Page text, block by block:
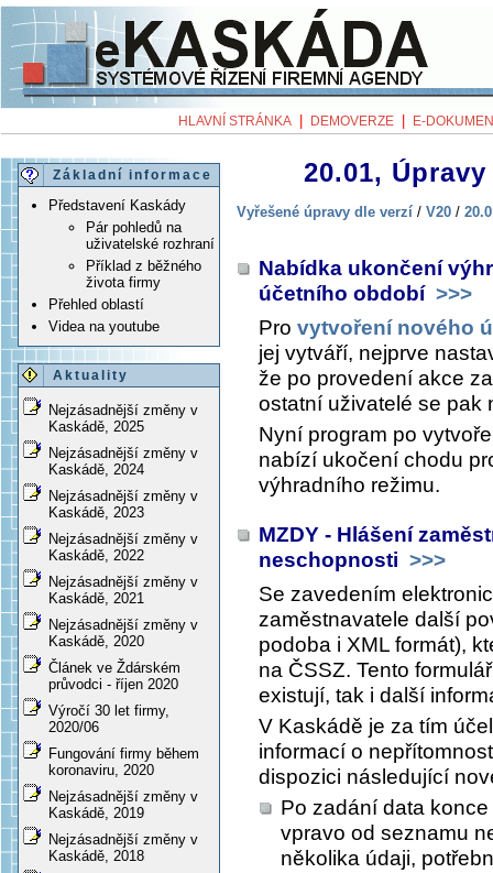
HLAVNÍ STRÁNKA DEMOVERZE E-
Základní informace
Představení Kaskády
Pár pohledů na
uživatelské rozhraní
Příklad z běžného
života firmy
Přehled oblastí
Videa na youtube
Aktuality
Nejzásadnější změny v
Kaskádě, 2025
Nejzásadnější změny v
Kaskádě, 2024
Nejzásadnější změny v
Kaskádě, 2023
Nejzásadnější změny v
Kaskádě, 2022
Nejzásadnější změny v
Kaskádě, 2021
Nejzásadnější změny v
Kaskádě, 2020
Článek ve Ždárském
průvodci - říjen 2020
Výročí 30 let firmy,
2020/06
Fungování firmy během
koronaviru, 2020
Nejzásadnější změny v
Kaskádě, 2019
Nejzásadnější změny v
Kaskádě, 2018
20.01,
Vyřešené úpravy dle verzí / V20 /
Nabídka ukončení
účetního období >>>
Pro vytvoření nového
jej vytváří, nejprve
že po provedení akce
ostatní uživatelé se pak
Nyní program po
nabízí ukočení chodu
výhradního režimu.
MZDY - Hlášení
neschopnosti >>>
Se zavedením
zaměstnavatele další
podoba i XML formát),
na ČSSZ. Tento
existují, tak i další
V Kaskádě je za tím
informací o
dispozici následující
Po zadání data konce
vpravo od seznamu
několika údaji,